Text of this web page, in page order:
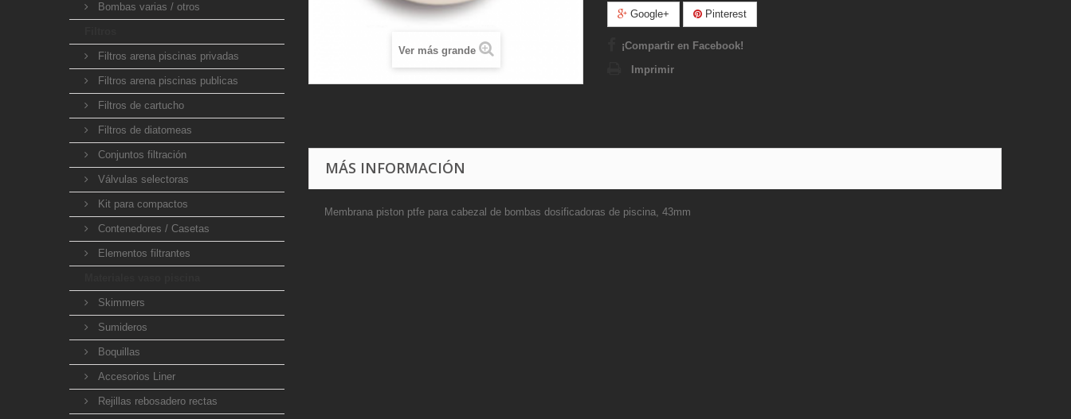
Bombas varias / otros
Filtros arena piscinas privadas
Filtros arena piscinas publicas
Filtros de cartucho
Filtros de diatomeas
Conjuntos filtración
Válvulas selectoras
Kit para compactos
Contenedores / Casetas
Elementos filtrantes
Skimmers
Sumideros
Boquillas
Accesorios Liner
Rejillas rebosadero rectas
Ver más grande
Google+ Pinterest
¡Compartir en Facebook!
Imprimir
MÁS INFORMACIÓN
Membrana piston ptfe para cabezal de bombas dosificadoras de piscina, 43mm